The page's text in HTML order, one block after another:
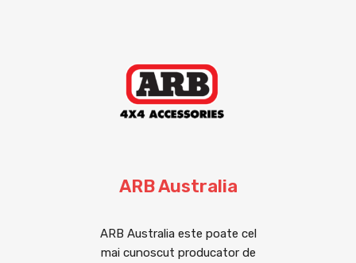
ARB Australia
ARB Australia este poate cel
mai cunoscut producator de